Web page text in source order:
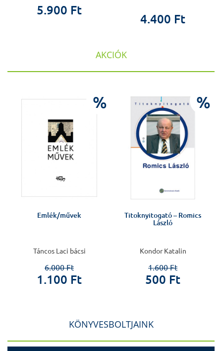
5.900 Ft
4.400 Ft
AKCIÓK
%
Emlék/művek
Táncos Laci bácsi
6.000 Ft
1.100 Ft
%
Titoknyitogató – Romics
László
Kondor Katalin
1.600 Ft
500 Ft
KÖNYVESBOLTJAINK